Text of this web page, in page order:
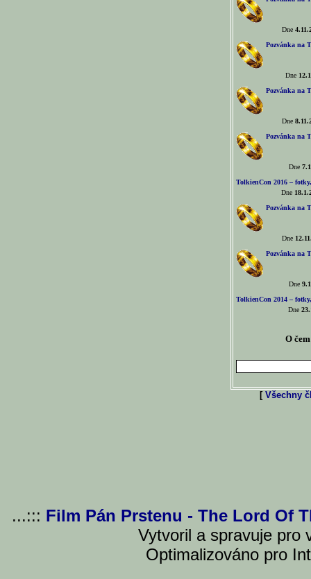
Dne
Pozvánka na
Dne
Pozvánka na
Dne
Pozvánka na
Dne
TolkienCon 2016 –
Dne
Pozvánka na
Dne
Pozvánka na
Dne
TolkienCon 2014 –
Dne
O
[ Všechny
...::: Film Pán Prstenu - The Lord Of
Vytvoril a spravuje pro
Optimalizováno pro